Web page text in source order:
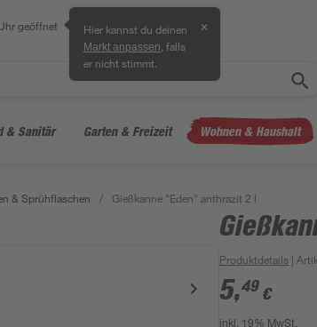
geöffnet Hier kannst du deinen
Markt anpassen , falls
er nicht stimmt.
✕
& Sanitär Garten & Freizeit Wohnen & Haushalt
& Sprühflaschen / Gießkanne "Eden" anthrazit 2 l
Produktdetails |
5,49 €
inkl. 19% MwSt.